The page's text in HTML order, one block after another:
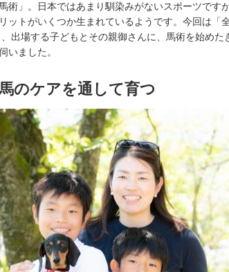
術」。日本ではあまり馴染みがないスポーツです
ットがいくつか生まれているようです。今回は「
出場する子どもとその親御さんに、馬術を始めた
いました。
のケアを通して育つ